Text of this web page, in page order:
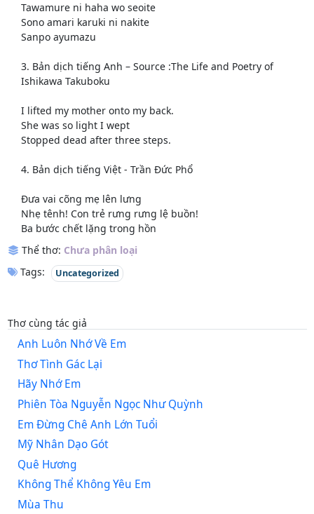
Tawamure ni haha wo seoite
Sono amari karuki ni nakite
Sanpo ayumazu
3. Bản dịch tiếng Anh – Source :The Life and Poetry of
Ishikawa Takuboku
I lifted my mother onto my back.
She was so light I wept
Stopped dead after three steps.
4. Bản dịch tiếng Việt - Trần Đức Phổ
Đưa vai cõng mẹ lên lưng
Nhẹ tênh! Con trẻ rưng rưng lệ buồn!
Ba bước chết lặng trong hồn
Thể thơ: Chưa phân loại
Tags:
Uncategorized
Thơ cùng tác giả
Anh Luôn Nhớ Về Em
Thơ Tình Gác Lại
Hãy Nhớ Em
Phiên Tòa Nguyễn Ngọc Như Quỳnh
Em Đừng Chê Anh Lớn Tuổi
Mỹ Nhân Dạo Gót
Quê Hương
Không Thể Không Yêu Em
Mùa Thu